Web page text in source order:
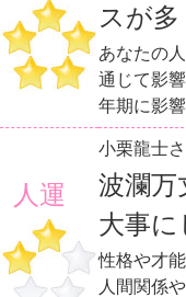
スが多
あなたの
通じて影
年期に影
人運
小栗龍士
波瀾万
大事に
性格や才
人間関係